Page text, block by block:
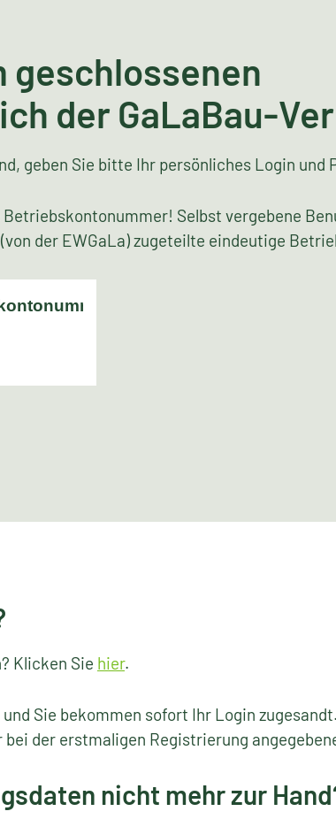
geschlossenen
der GaLaBau-
geben Sie bitte Ihr persönliches Login und
Selbst vergebene
der EWGaLa) zugeteilte eindeutige
Klicken Sie hier.
Sie bekommen sofort Ihr Login zugesandt.
der erstmaligen Registrierung
nicht mehr zur